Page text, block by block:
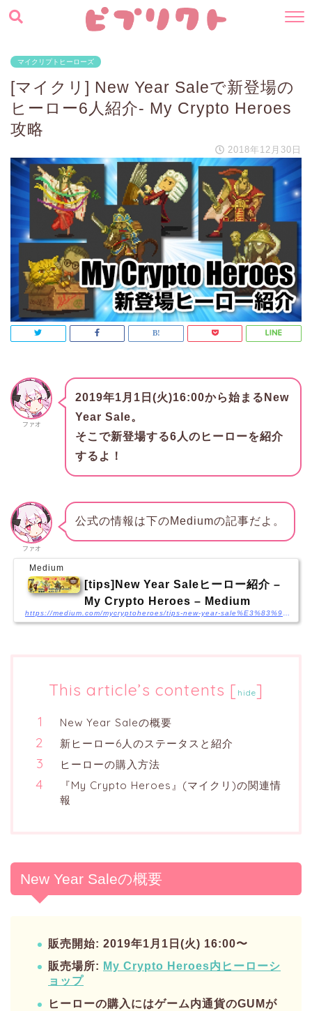
マイクリプトヒーローズ
[マイクリ] New Year Saleで新登場の
ヒーロー6人紹介- My Crypto Heroes
攻略
2018年12月30日
ファオ
2019年1月1日(火)16:00から始まるNew
Year Sale。
そこで新登場する6人のヒーローを紹介
するよ！
ファオ
公式の情報は下のMediumの記事だよ。
Medium
[tips]New Year Saleヒーロー紹介 –
My Crypto Heroes – Medium
https://medium.com/mycryptoheroes/tips-new-year-sale%E3%83%92%E3%83%BC%E3%83%AD%E3%83%BC%E7%B4%B9%E4%BB%8B-64925d2fbb8a
This article’s contents [ hide]
New Year Saleの概要
新ヒーロー6人のステータスと紹介
ヒーローの購入方法
『My Crypto Heroes』(マイクリ)の関連情
報
New Year Saleの概要
販売開始: 2019年1月1日(火) 16:00〜
販売場所: My Crypto Heroes内ヒーローシ
ョップ
ヒーローの購入にはゲーム内通貨のGUMが